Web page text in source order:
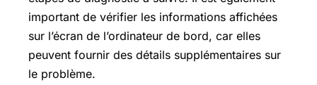
important de vérifier les informations affichées
sur l’écran de l’ordinateur de bord, car elles
peuvent fournir des détails supplémentaires sur
le problème.